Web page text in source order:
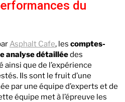
du
Asphalt Cafe, les comptes-
analyse détailléedes
que de l’expérience
Ils sont le fruit d’une
par une équipe d’experts et de
équipe met à l’épreuve les